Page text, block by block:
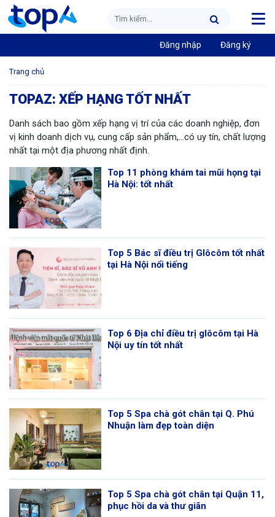
Đăng nhập Đăng ký
Trang chủ
TOPAZ: XẾP HẠNG TỐT NHẤT
Danh sách bao gồm xếp hạng vị trí của các doanh nghiệp, đơn
vị kinh doanh dịch vụ, cung cấp sản phẩm,…có uy tín, chất lượng
nhất tại một địa phương nhất định.
Top 11 phòng khám tai mũi họng tại
Hà Nội: tốt nhất
Top 5 Bác sĩ điều trị Glôcôm tốt nhất
tại Hà Nội nổi tiếng
Top 6 Địa chỉ điều trị glôcôm tại Hà
Nội uy tín tốt nhất
Top 5 Spa chà gót chân tại Q. Phú
Nhuận làm đẹp toàn diện
Top 5 Spa chà gót chân tại Quận 11,
phục hồi da và thư giãn